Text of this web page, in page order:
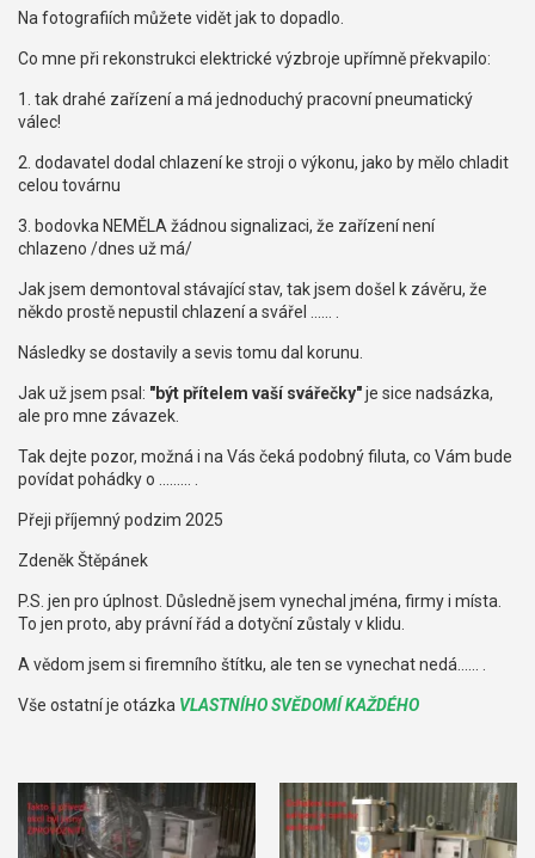
Na fotografiích můžete vidět jak to dopadlo.
Co mne při rekonstrukci elektrické výzbroje upřímně překvapilo:
1. tak drahé zařízení a má jednoduchý pracovní pneumatický
válec!
2. dodavatel dodal chlazení ke stroji o výkonu, jako by mělo chladit
celou továrnu
3. bodovka NEMĚLA žádnou signalizaci, že zařízení není
chlazeno /dnes už má/
Jak jsem demontoval stávající stav, tak jsem došel k závěru, že
někdo prostě nepustil chlazení a svářel ...... .
Následky se dostavily a sevis tomu dal korunu.
Jak už jsem psal: "být přítelem vaší svářečky"je sice nadsázka,
ale pro mne závazek.
Tak dejte pozor, možná i na Vás čeká podobný filuta, co Vám bude
povídat pohádky o ......... .
Přeji příjemný podzim 2025
Zdeněk Štěpánek
P.S. jen pro úplnost. Důsledně jsem vynechal jména, firmy i místa.
To jen proto, aby právní řád a dotyční zůstaly v klidu.
A vědom jsem si firemního štítku, ale ten se vynechat nedá...... .
Vše ostatní je otázka VLASTNÍHO SVĚDOMÍ KAŽDÉHO